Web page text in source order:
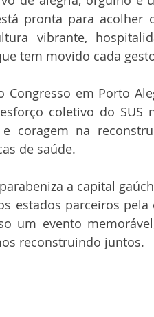
pronta para acolher
vibrante,
tem movido cada
Congresso em Porto
coletivo do SUS
e coragem na
de saúde.
parabeniza a capital
estados parceiros
um evento
reconstruindo juntos.